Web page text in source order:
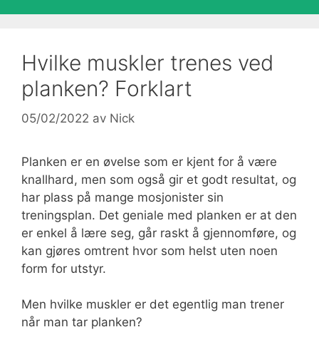
Hvilke muskler trenes ved
planken? Forklart
05/02/2022 av Nick
Planken er en øvelse som er kjent for å være
knallhard, men som også gir et godt resultat, og
har plass på mange mosjonister sin
treningsplan. Det geniale med planken er at den
er enkel å lære seg, går raskt å gjennomføre, og
kan gjøres omtrent hvor som helst uten noen
form for utstyr.
Men hvilke muskler er det egentlig man trener
når man tar planken?